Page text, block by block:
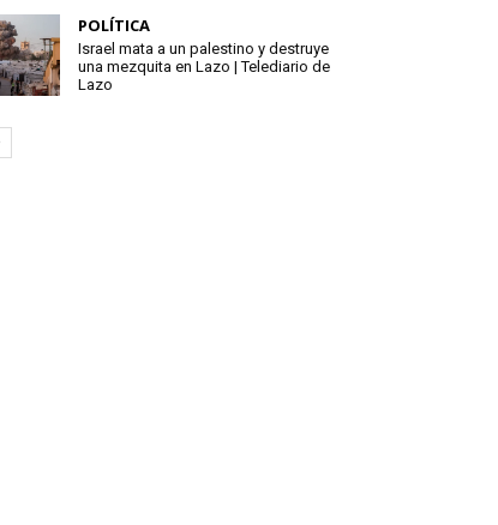
POLÍTICA
Israel mata a un palestino y destruye
una mezquita en Lazo | Telediario de
Lazo